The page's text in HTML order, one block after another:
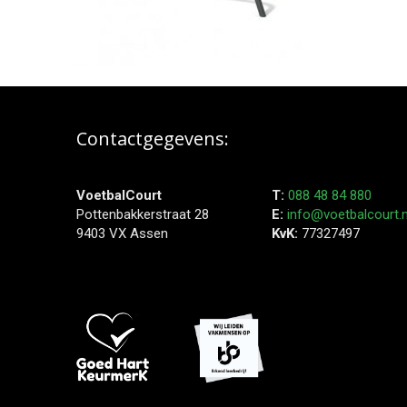
Contactgegevens:
VoetbalCourt
Pottenbakkerstraat 28
9403 VX Assen
T: 088 48 84 880
E:
KvK: 77327497